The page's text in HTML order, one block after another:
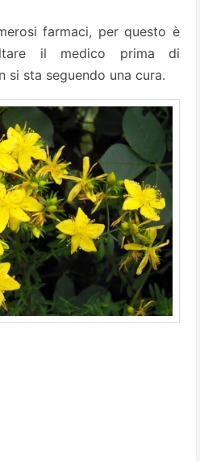
farmaci, per questo è
il medico prima di
si sta seguendo una cura.